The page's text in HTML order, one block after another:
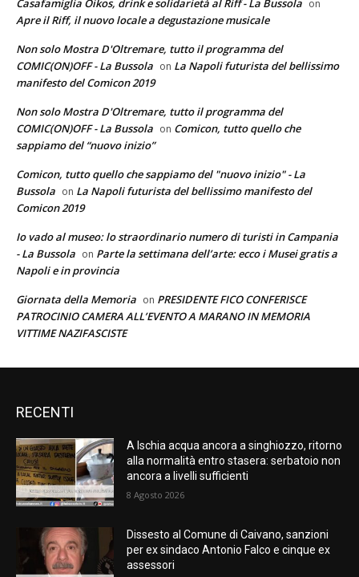
Casafamiglia Oikos, drink e solidarietà al Riff - La Bussola on
Apre il Riff, il nuovo locale a degustazione musicale
Non solo Mostra D'Oltremare, tutto il programma del
COMIC(ON)OFF - La Bussola on La Napoli futurista del bellissimo
manifesto del Comicon 2019
Non solo Mostra D'Oltremare, tutto il programma del
COMIC(ON)OFF - La Bussola on Comicon, tutto quello che
sappiamo del “nuovo inizio”
Comicon, tutto quello che sappiamo del "nuovo inizio" - La
Bussola on La Napoli futurista del bellissimo manifesto del
Comicon 2019
Io vado al museo: lo straordinario numero di turisti in Campania
- La Bussola on Parte la settimana dell’arte: ecco i Musei gratis a
Napoli e in provincia
Giornata della Memoria on PRESIDENTE FICO CONFERISCE
PATROCINIO CAMERA ALL’EVENTO A MARANO IN MEMORIA
VITTIME NAZIFASCISTE
RECENTI
A Ischia acqua ancora a singhiozzo, ritorno
alla normalità entro stasera: serbatoio non
ancora a livelli sufficienti
8 Agosto 2026
Dissesto al Comune di Caivano, sanzioni
per ex sindaco Antonio Falco e cinque ex
assessori